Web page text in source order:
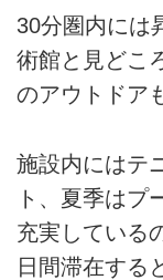
30分圏内には
術館と見どこ
のアウトドア
施設内にはテ
ト、夏季はプ
充実している
日間滞在する